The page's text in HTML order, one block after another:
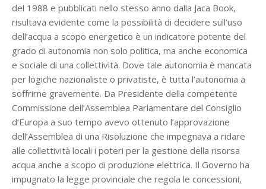
del 1988 e pubblicati nello stesso anno dalla Jaca Book,
risultava evidente come la possibilità di decidere sull’uso
dell’acqua a scopo energetico è un indicatore potente del
grado di autonomia non solo politica, ma anche economica
e sociale di una collettività. Dove tale autonomia è mancata
per logiche nazionaliste o privatiste, è tutta l’autonomia a
soffrirne gravemente. Da Presidente della competente
Commissione dell’Assemblea Parlamentare del Consiglio
d’Europa a suo tempo avevo ottenuto l’approvazione
dell’Assemblea di una Risoluzione che impegnava a ridare
alle collettività locali i poteri per la gestione della risorsa
acqua anche a scopo di produzione elettrica. Il Governo ha
impugnato la legge provinciale che regola le concessioni,